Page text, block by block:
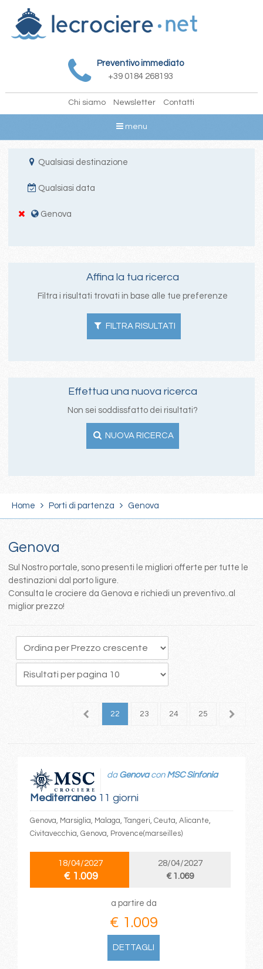
Preventivo immediato
+39 0184 268193
Chi siamo Newsletter Contatti
menu
Qualsiasi destinazione
Qualsiasi data
Genova
Affina la tua ricerca
Filtra i risultati trovati in base alle tue preferenze
FILTRA RISULTATI
Effettua una nuova ricerca
Non sei soddissfatto dei risultati?
NUOVA RICERCA
Home Porti di partenza Genova
Genova
Sul Nostro portale, sono presenti le migliori offerte per tutte le
destinazioni dal porto ligure.
Consulta le crociere da Genova e richiedi un preventivo..al
miglior prezzo!
21 22 23 24 25 26
Mediterraneo11 giorni
da Genovacon MSC Sinfonia
Genova, Marsiglia, Malaga, Tangeri, Ceuta, Alicante,
Civitavecchia, Genova, Provence(marseilles)
18/04/2027
€ 1.009
28/04/2027
€ 1.069
a partire da
€ 1.009
DETTAGLI